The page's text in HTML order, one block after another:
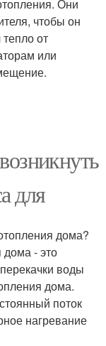
Они
чтобы он
от
или
для
дома?
- это
воды
дома.
поток
нагревание